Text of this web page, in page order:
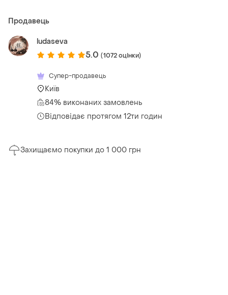
Продавець
ludaseva
5.0 (1072 оцінки)
Супер-продавець
Київ
84% виконаних замовлень
Відповідає протягом 12ти годин
Захищаємо покупки до 1 000 грн